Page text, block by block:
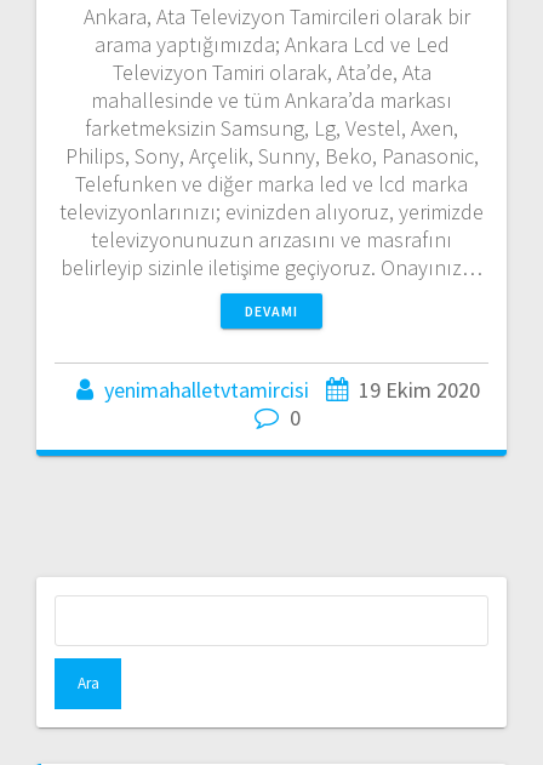
Ankara, Ata Televizyon Tamircileri olarak bir
arama yaptığımızda; Ankara Lcd ve Led
Televizyon Tamiri olarak, Ata’de, Ata
mahallesinde ve tüm Ankara’da markası
farketmeksizin Samsung, Lg, Vestel, Axen,
Philips, Sony, Arçelik, Sunny, Beko, Panasonic,
Telefunken ve diğer marka led ve lcd marka
televizyonlarınızı; evinizden alıyoruz, yerimizde
televizyonunuzun arızasını ve masrafını
belirleyip sizinle iletişime geçiyoruz. Onayınız…
DEVAMI
yenimahalletvtamircisi
19 Ekim 2020
0